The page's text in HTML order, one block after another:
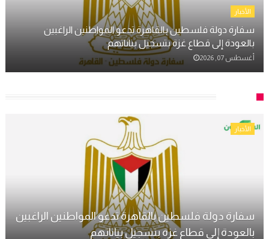
الأخبار
سفارة دولة فلسطين بالقاهرة تدعو المواطنين الراغبين
بالعودة إلى قطاع غزة بتسجيل بياناتهم
أغسطس 07, 2026
الأخبار
سفارة دولة فلسطين بالقاهرة تدعو المواطنين الراغبين
بالعودة إلى قطاع غزة بتسجيل بياناتهم